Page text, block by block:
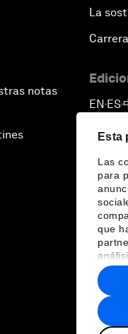
Esta
Las
para
que
haya
notas
La
EN ▪ ES▪